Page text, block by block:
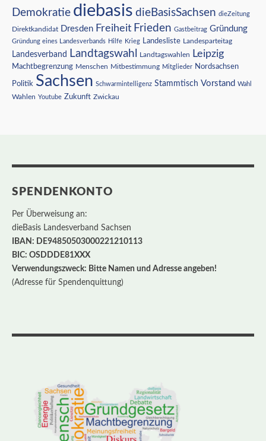
Demokratie diebasis dieBasisSachsen dieZeitung
Direktkandidat Dresden Freiheit Frieden Gastbeitrag Gründung
Gründung eines Landesverbands Hilfe Krieg Landesliste Landesparteitag
Landesverband Landtagswahl Landtagswahlen Leipzig
Machtbegrenzung Menschen Mitbestimmung Mitglieder Nordsachsen
Politik Sachsen Schwarmintelligenz Stammtisch Vorstand Wahl
Wahlen Youtube Zukunft Zwickau
SPENDENKONTO
Per Überweisung an:
dieBasis Landesverband Sachsen
IBAN: DE94850503000221210113
BIC: OSDDDE81XXX
Verwendungszweck: Bitte Namen und Adresse angeben!
(Adresse für Spendenquittung)